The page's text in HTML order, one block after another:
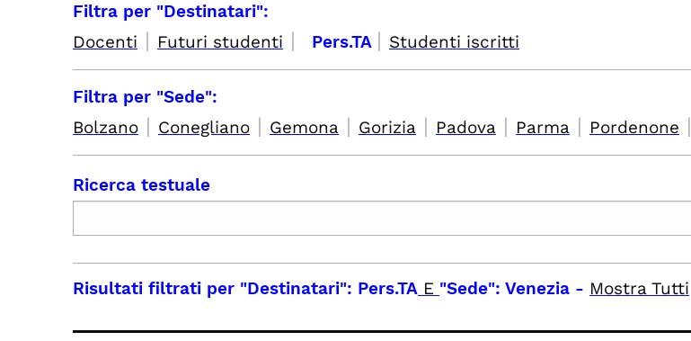
Filtra per "Destinatari":
Docenti | Futuri studenti | Pers.TA | Studenti iscritti
Filtra per "Sede":
Bolzano | Conegliano | Gemona | Gorizia | Padova | Parma | Pordenone |
Ricerca testuale
Risultati filtrati per "Destinatari": Pers.TA E "Sede": Venezia - Mostra Tutti